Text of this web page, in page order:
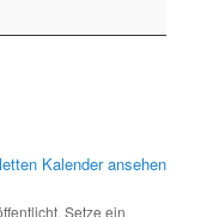
Kalender ansehen
Setze ein